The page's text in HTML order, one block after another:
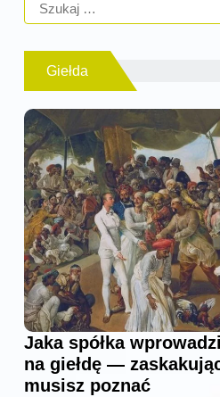
Giełda
Jaka spółka
na giełdę —
musisz poznać